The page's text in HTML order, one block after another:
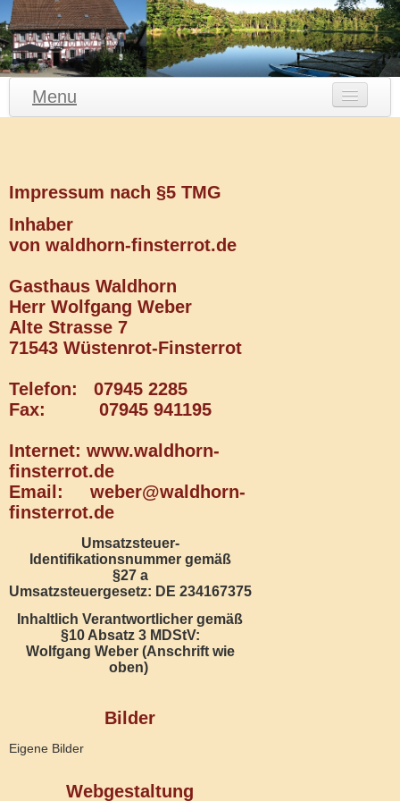
Menu
Waldhorn Catering
E-Mail Kontakt
Impressum nach §5 TMG
Inhaber
von waldhorn-finsterrot.de
Gasthaus Waldhorn
Herr Wolfgang Weber
Alte Strasse 7
71543 Wüstenrot-Finsterrot
Telefon: 07945 2285
Fax: 07945 941195
Internet: www.waldhorn-
finsterrot.de
Email: weber@waldhorn-
finsterrot.de
Umsatzsteuer-
Identifikationsnummer gemäß
§27 a
Umsatzsteuergesetz: DE 234167375
Inhaltlich Verantwortlicher gemäß
§10 Absatz 3 MDStV:
Wolfgang Weber (Anschrift wie
oben)
Bilder
Eigene Bilder
Webgestaltung